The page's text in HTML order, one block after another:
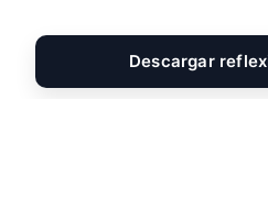
c
b
s
e
a
s
i
t
t
a
i
l
s
s
a
Descargar